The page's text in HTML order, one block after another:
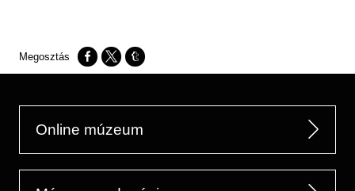
Opens in a new window
Opens in a new window
Opens in a new window
Online múzeum